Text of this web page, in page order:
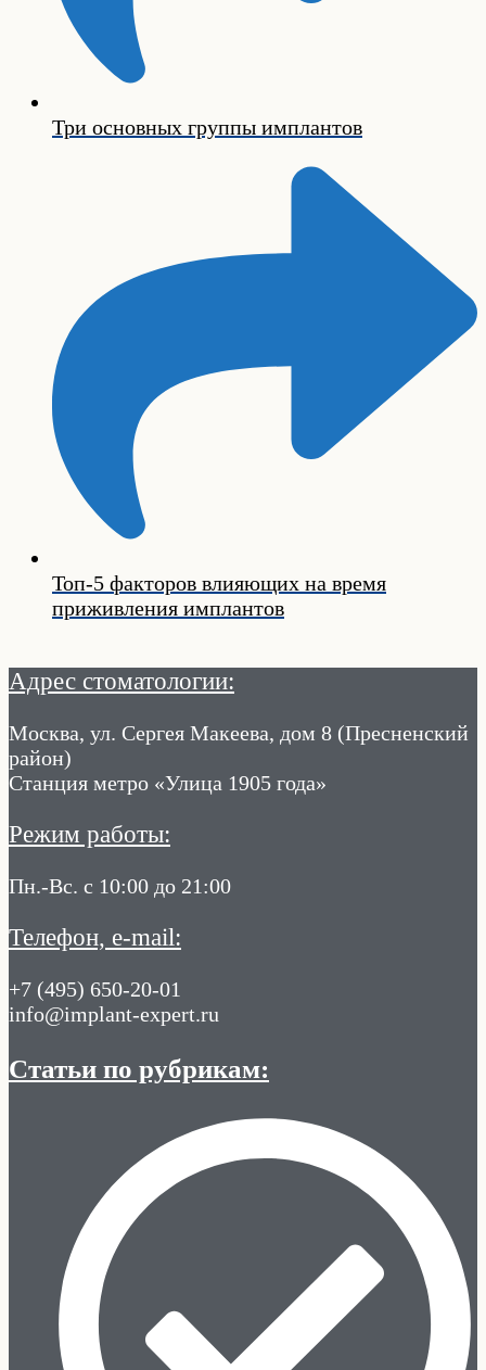
Три основных группы имплантов
Топ-5 факторов влияющих на время
приживления имплантов
Адрес стоматологии:
Москва, ул. Сергея Макеева, дом 8 (Пресненский
район)
Станция метро «Улица 1905 года»
Режим работы:
Пн.-Вс. с 10:00 до 21:00
Телефон, e-mail:
+7 (495) 650-20-01
info@implant-expert.ru
Статьи по рубрикам: